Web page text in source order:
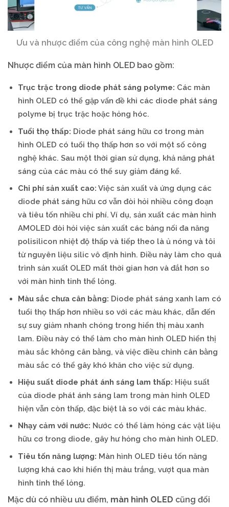
Ưu và nhược điểm của công nghệ màn hình OLED
Nhược điểm của màn hình OLED bao gồm:
Trục trặc trong diode phát sáng polyme: Các màn
hình OLED có thể gặp vấn đề khi các diode phát sáng
polyme bị trục trặc hoặc hỏng hóc.
Tuổi thọ thấp: Diode phát sáng hữu cơ trong màn
hình OLED có tuổi thọ thấp hơn so với một số công
nghệ khác. Sau một thời gian sử dụng, khả năng phát
sáng của các màu có thể suy giảm đáng kể.
Chi phí sản xuất cao: Việc sản xuất và ứng dụng các
diode phát sáng hữu cơ vẫn đòi hỏi nhiều công đoạn
và tiêu tốn nhiều chi phí. Ví dụ, sản xuất các màn hình
AMOLED đòi hỏi việc sản xuất các bảng nối đa năng
polisilicon nhiệt độ thấp và tiếp theo là ủ nóng và tôi
từ nguyên liệu silic vô định hình. Điều này làm cho quá
trình sản xuất OLED mất thời gian hơn và đắt hơn so
với màn hình tinh thể lỏng.
Màu sắc chưa cân bằng: Diode phát sáng xanh lam có
tuổi thọ thấp hơn nhiều so với các màu khác, dẫn đến
sự suy giảm nhanh chóng trong hiển thị màu xanh
lam. Điều này có thể làm cho màn hình OLED hiển thị
màu sắc không cân bằng, và việc điều chỉnh cân bằng
màu sắc có thể gây khó khăn cho việc sử dụng.
Hiệu suất diode phát ánh sáng lam thấp: Hiệu suất
của diode phát ánh sáng lam trong màn hình OLED
hiện vẫn còn thấp, đặc biệt là so với các màu khác.
Nhạy cảm với nước: Nước có thể làm hỏng các vật liệu
hữu cơ trong diode, gây hư hỏng cho màn hình OLED.
Tiêu tốn năng lượng: Màn hình OLED tiêu tốn năng
lượng khá cao khi hiển thị màu trắng, vượt qua màn
hình tinh thể lỏng.
Mặc dù có nhiều ưu điểm, màn hình OLED cũng đối